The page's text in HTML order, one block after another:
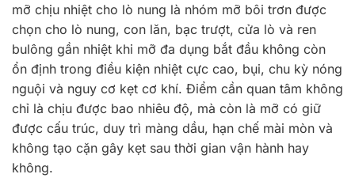
mỡ chịu nhiệt cho lò nung là nhóm mỡ bôi trơn được
chọn cho lò nung, con lăn, bạc trượt, cửa lò và ren
bulông gần nhiệt khi mỡ đa dụng bắt đầu không còn
ổn định trong điều kiện nhiệt cực cao, bụi, chu kỳ nóng
nguội và nguy cơ kẹt cơ khí. Điểm cần quan tâm không
chỉ là chịu được bao nhiêu độ, mà còn là mỡ có giữ
được cấu trúc, duy trì màng dầu, hạn chế mài mòn và
không tạo cặn gây kẹt sau thời gian vận hành hay
không.